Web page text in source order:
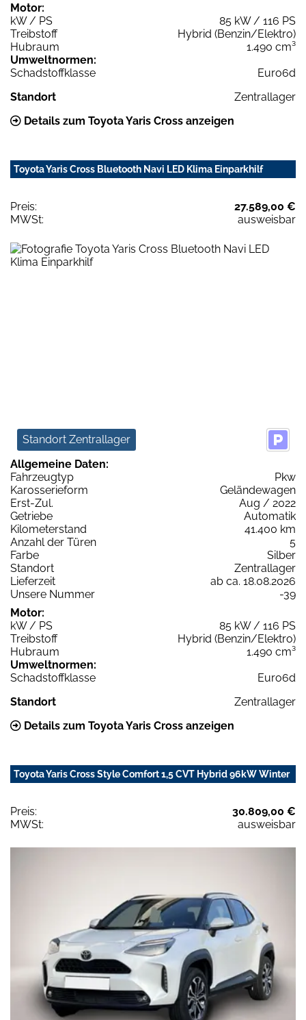
Motor:
kW / PS
85 kW / 116 PS
Treibstoff
Hybrid (Benzin/Elektro)
Hubraum
1.490 cm³
Umweltnormen:
Schadstoffklasse
Euro6d
Standort
Zentrallager
Details zum Toyota Yaris Cross anzeigen
Toyota Yaris Cross Bluetooth Navi LED Klima Einparkhilf
Preis:
27.589,00 €
MWSt:
ausweisbar
Standort Zentrallager
Allgemeine Daten:
Fahrzeugtyp
Pkw
Karosserieform
Geländewagen
Erst-Zul.
Aug / 2022
Getriebe
Automatik
Kilometerstand
41.400 km
Anzahl der Türen
5
Farbe
Silber
Standort
Zentrallager
Lieferzeit
ab ca. 18.08.2026
Unsere Nummer
-39
Motor:
kW / PS
85 kW / 116 PS
Treibstoff
Hybrid (Benzin/Elektro)
Hubraum
1.490 cm³
Umweltnormen:
Schadstoffklasse
Euro6d
Standort
Zentrallager
Details zum Toyota Yaris Cross anzeigen
Toyota Yaris Cross Style Comfort 1,5 CVT Hybrid 96kW Winter
Preis:
30.809,00 €
MWSt:
ausweisbar